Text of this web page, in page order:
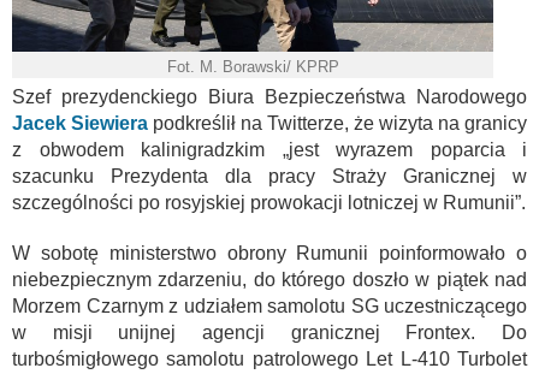
Fot. M. Borawski/ KPRP
Szef prezydenckiego Biura Bezpieczeństwa Narodowego
Jacek Siewiera podkreślił na Twitterze, że wizyta na granicy
z obwodem kalinigradzkim „jest wyrazem poparcia i
szacunku Prezydenta dla pracy Straży Granicznej w
szczególności po rosyjskiej prowokacji lotniczej w Rumunii”.
W sobotę ministerstwo obrony Rumunii poinformowało o
niebezpiecznym zdarzeniu, do którego doszło w piątek nad
Morzem Czarnym z udziałem samolotu SG uczestniczącego
w misji unijnej agencji granicznej Frontex. Do
turbośmigłowego samolotu patrolowego Let L-410 Turbolet